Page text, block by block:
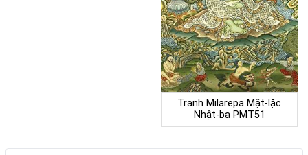
Tranh Milarepa Mật-lặc
Nhật-ba PMT51